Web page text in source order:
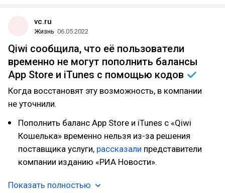
vc.ru
Жизнь 06.05.2022
Qiwi сообщила, что её пользователи
временно не могут пополнить балансы
App Store и iTunes с помощью кодов
Когда восстановят эту возможность, в компании
не уточнили.
Пополнить баланс App Store и iTunes с «Qiwi
Кошелька» временно нельзя из-за решения
поставщика услуги, рассказали представители
компании изданию «РИА Новости».
Показать полностью